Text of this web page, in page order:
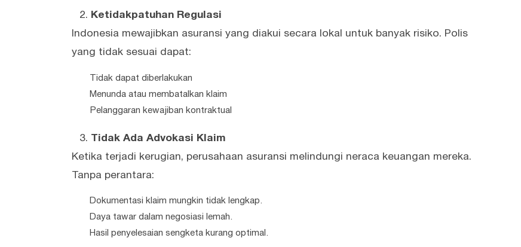
Ketidakpatuhan Regulasi
Indonesia mewajibkan asuransi yang diakui secara lokal untuk banyak risiko. Polis
yang tidak sesuai dapat:
Tidak dapat diberlakukan
Menunda atau membatalkan klaim
Pelanggaran kewajiban kontraktual
Tidak Ada Advokasi Klaim
Ketika terjadi kerugian, perusahaan asuransi melindungi neraca keuangan mereka.
Tanpa perantara:
Dokumentasi klaim mungkin tidak lengkap.
Daya tawar dalam negosiasi lemah.
Hasil penyelesaian sengketa kurang optimal.